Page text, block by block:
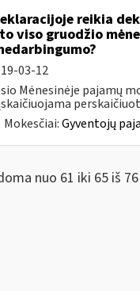
reikia
viso gruodžio
03-12
Mėnesinėje pajamų
Mokesčiai:Gyventojų
nuo 61 iki 65 iš